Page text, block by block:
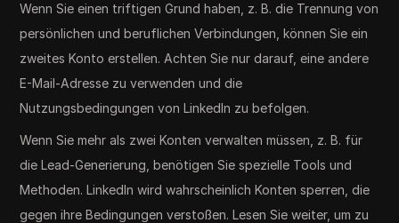
Wenn Sie einen triftigen Grund haben, z. B. die Trennung von
persönlichen und beruflichen Verbindungen, können Sie ein
zweites Konto erstellen. Achten Sie nur darauf, eine andere
E-Mail-Adresse zu verwenden und die
Nutzungsbedingungen von LinkedIn zu befolgen.
Wenn Sie mehr als zwei Konten verwalten müssen, z. B. für
die Lead-Generierung, benötigen Sie spezielle Tools und
Methoden. LinkedIn wird wahrscheinlich Konten sperren, die
gegen ihre Bedingungen verstoßen. Lesen Sie weiter, um zu